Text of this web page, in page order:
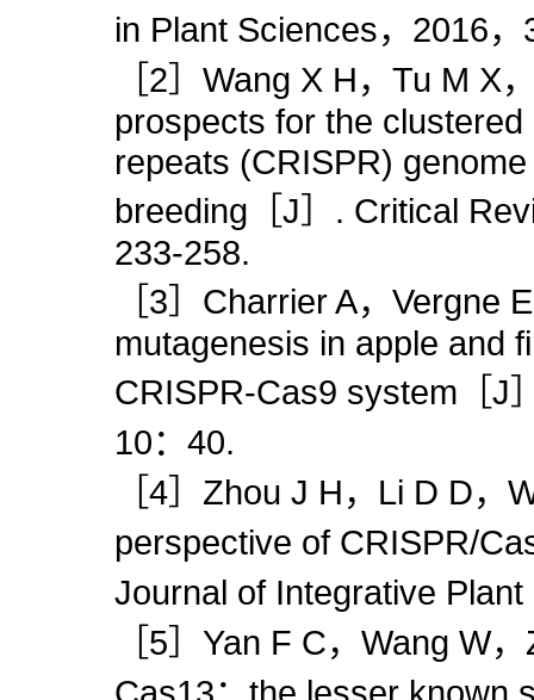
in Plant Sciences，2016
［2］Wang X H，Tu M X
prospects for the
repeats (CRISPR)
breeding［J］. Critical
233-258.
［3］Charrier A，Vergne
mutagenesis in apple and
CRISPR-Cas9 system［J
10：40.
［4］Zhou J H，Li D D，
perspective of CRISPR/
Journal of Integrative
［5］Yan F C，Wang W
Cas13：the lesser known